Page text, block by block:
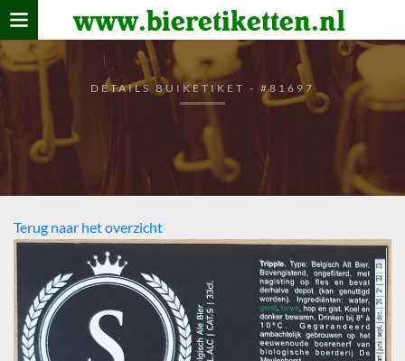
www.bieretiketten.nl
Home
verzamelen
De bierkaart
Bezoekers
DETAILS BUIKETIKET - #81697
Terug naar het overzicht